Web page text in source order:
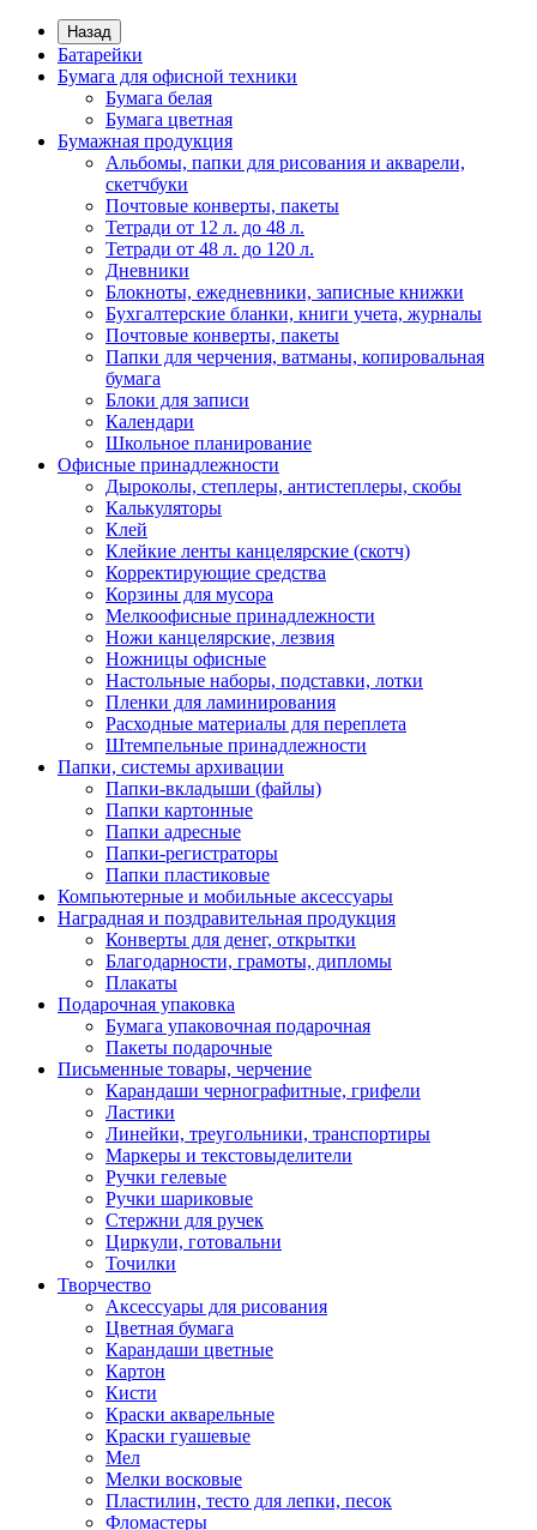
Назад
Батарейки
Бумага для офисной техники
Бумага белая
Бумага цветная
Бумажная продукция
Альбомы, папки для рисования и акварели,
скетчбуки
Почтовые конверты, пакеты
Тетради от 12 л. до 48 л.
Тетради от 48 л. до 120 л.
Дневники
Блокноты, ежедневники, записные книжки
Бухгалтерские бланки, книги учета, журналы
Почтовые конверты, пакеты
Папки для черчения, ватманы, копировальная
бумага
Блоки для записи
Календари
Школьное планирование
Офисные принадлежности
Дыроколы, степлеры, антистеплеры, скобы
Калькуляторы
Клей
Клейкие ленты канцелярские (скотч)
Корректирующие средства
Корзины для мусора
Мелкоофисные принадлежности
Ножи канцелярские, лезвия
Ножницы офисные
Настольные наборы, подставки, лотки
Пленки для ламинирования
Расходные материалы для переплета
Штемпельные принадлежности
Папки, системы архивации
Папки-вкладыши (файлы)
Папки картонные
Папки адресные
Папки-регистраторы
Папки пластиковые
Компьютерные и мобильные аксессуары
Наградная и поздравительная продукция
Конверты для денег, открытки
Благодарности, грамоты, дипломы
Плакаты
Подарочная упаковка
Бумага упаковочная подарочная
Пакеты подарочные
Письменные товары, черчение
Карандаши чернографитные, грифели
Ластики
Линейки, треугольники, транспортиры
Маркеры и текстовыделители
Ручки гелевые
Ручки шариковые
Стержни для ручек
Циркули, готовальни
Точилки
Творчество
Аксессуары для рисования
Цветная бумага
Карандаши цветные
Картон
Кисти
Краски акварельные
Краски гуашевые
Мел
Мелки восковые
Пластилин, тесто для лепки, песок
Фломастеры